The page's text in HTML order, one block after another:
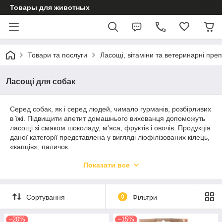
Товары для животных
Товари та послуги Ласощі, вітаміни та ветеринарні
Ласощі для собак
Серед собак, як і серед людей, чимало гурманів, розбірливих
в їжі. Підвищити апетит домашнього вихованця допоможуть
ласощі зі смаком шоколаду, м'яса, фруктів і овочів. Продукція
даної категорії представлена у вигляді ліофілізованих кілець,
«капців», паличок.
є компанія Trixie. Товари бренду вироблені виключно з
несподіване поєднання смаків, які неодмінно полюблять з
тваринами.
Показати все
Сортування 0 Фільтри
–20% –15%